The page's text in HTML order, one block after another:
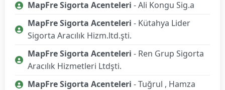
MapFre Sigorta Acenteleri - Ali Kongu Sig.a
MapFre Sigorta Acenteleri - Kütahya Lider
Sigorta Aracılık Hizm.ltd.şti.
MapFre Sigorta Acenteleri - Ren Grup Sigorta
Aracılık Hizmetleri Ltdşti.
MapFre Sigorta Acenteleri - Tuğrul , Hamza